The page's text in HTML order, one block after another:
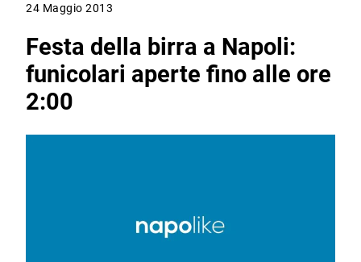
24 Maggio 2013
Festa della birra a Napoli:
funicolari aperte fino alle ore
2:00